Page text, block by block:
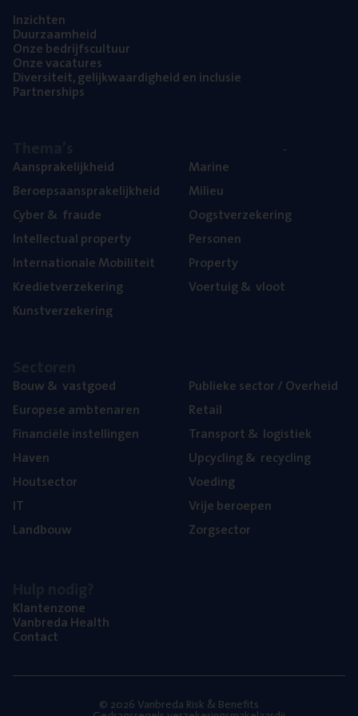
Inzich­ten
Duur­zaam­heid
Onze bedrijfs­cul­tuur
Onze vaca­tu­res
Diver­si­teit, gelijk­waar­dig­heid en inclusie
Part­ner­ships
Aan­spra­ke­lijk­heid
Beroeps­aan­spra­ke­lijk­heid
Cyber& fraude
Intel­lec­tu­al property
Inter­na­ti­o­na­le Mobiliteit
Kre­diet­ver­ze­ke­ring
Kunst­ver­ze­ke­ring
Mari­ne
Mili­eu
Oogst­ver­ze­ke­ring
Per­so­nen
Pro­per­ty
Voer­tuig& vloot
Bouw& vastgoed
Euro­pe­se ambtenaren
Finan­ci­ë­le instellingen
Haven
Hout­sec­tor
IT
Land­bouw
Publie­ke sec­tor / Overheid
Retail
Trans­port& logistiek
Upcy­cling& recycling
Voe­ding
Vrije beroe­pen
Zorg­sec­tor
Klan­ten­zo­ne
Van­b­re­da Health
Con­tact
© 2026 Vanbreda Risk & Benefits